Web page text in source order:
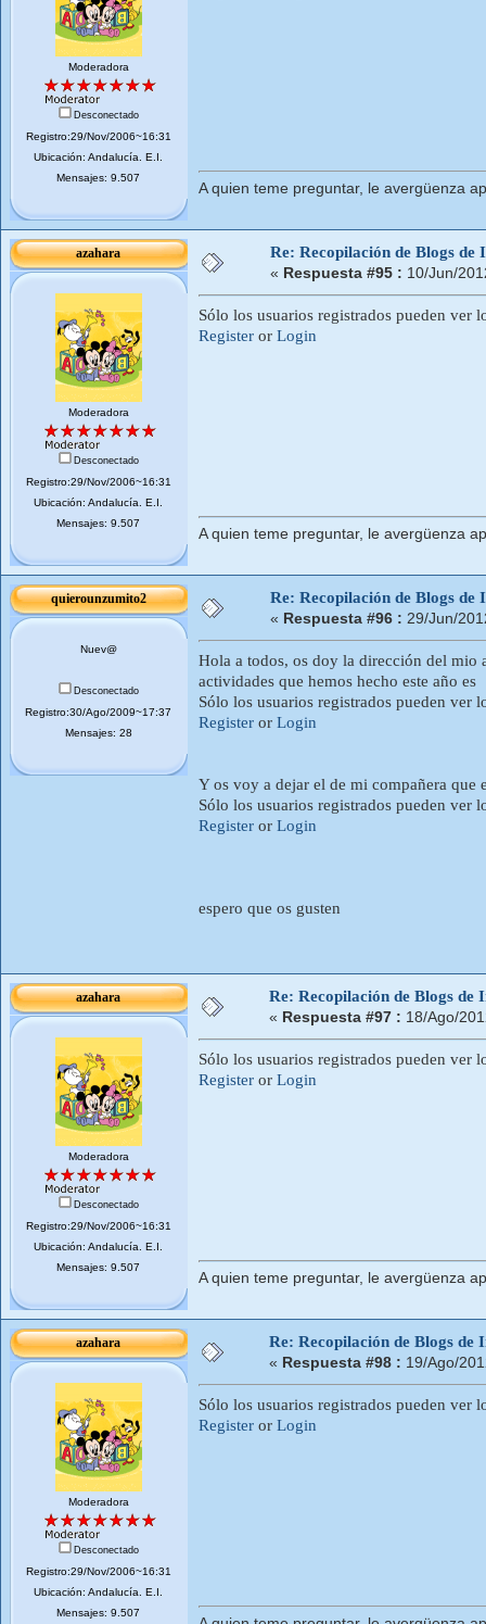
Moderadora
Desconectado
Registro:29/Nov/2006~16:31
Ubicación: Andalucí­a. E.I.
Mensajes: 9.507
A quien teme preguntar, le avergüenza
azahara
Moderadora
Desconectado
Registro:29/Nov/2006~16:31
Ubicación: Andalucí­a. E.I.
Mensajes: 9.507
Re: Recopilación de Blogs de
« Respuesta #95 : 10/Jun/
Sólo los usuarios registrados pueden ver
Register or Login
A quien teme preguntar, le avergüenza
quierounzumito2
Nuev@
Desconectado
Registro:30/Ago/2009~17:37
Mensajes: 28
Re: Recopilación de Blogs de
« Respuesta #96 : 29/Jun/
Hola a todos, os doy la dirección del mio
actividades que hemos hecho este año es
Sólo los usuarios registrados pueden ver
Register or Login
Y os voy a dejar el de mi compañera que
Sólo los usuarios registrados pueden ver
Register or Login
espero que os gusten
azahara
Moderadora
Desconectado
Registro:29/Nov/2006~16:31
Ubicación: Andalucí­a. E.I.
Mensajes: 9.507
Re: Recopilación de Blogs de
« Respuesta #97 : 18/Ago/
Sólo los usuarios registrados pueden ver
Register or Login
A quien teme preguntar, le avergüenza
azahara
Moderadora
Desconectado
Registro:29/Nov/2006~16:31
Ubicación: Andalucí­a. E.I.
Mensajes: 9.507
Re: Recopilación de Blogs de
« Respuesta #98 : 19/Ago/
Sólo los usuarios registrados pueden ver
Register or Login